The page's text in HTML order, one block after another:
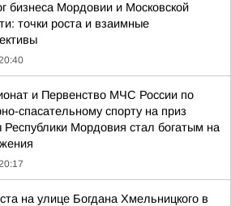
бизнеса Мордовии и Московской
точки роста и взаимные
и Первенство МЧС России по
спасательному спорту на приз
Республики Мордовия стал богатым на
на улице Богдана Хмельницкого в